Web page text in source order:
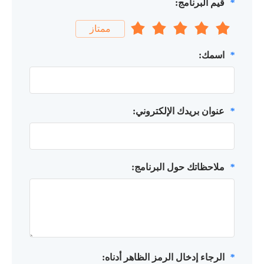
* قيم البرنامج:
ممتاز
* اسمك:
* عنوان بريدك الإلكتروني:
* ملاحظاتك حول البرنامج:
* الرجاء إدخال الرمز الظاهر أدناه: